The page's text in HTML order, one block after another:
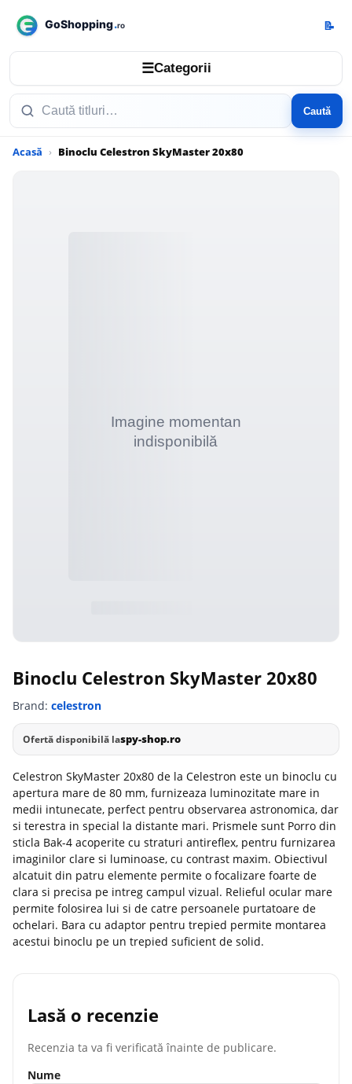
☰Categorii
Caută
📝
Acasă Binoclu Celestron SkyMaster 20x80
Binoclu Celestron SkyMaster 20x80
Brand: celestron
Ofertă disponibilă laspy-shop.ro
Celestron SkyMaster 20x80 de la Celestron este un binoclu cu
apertura mare de 80 mm, furnizeaza luminozitate mare in
medii intunecate, perfect pentru observarea astronomica, dar
si terestra in special la distante mari. Prismele sunt Porro din
sticla Bak-4 acoperite cu straturi antireflex, pentru furnizarea
imaginilor clare si luminoase, cu contrast maxim. Obiectivul
alcatuit din patru elemente permite o focalizare foarte de
clara si precisa pe intreg campul vizual. Relieful ocular mare
permite folosirea lui si de catre persoanele purtatoare de
ochelari. Bara cu adaptor pentru trepied permite montarea
acestui binoclu pe un trepied suficient de solid.
Lasă o recenzie
Recenzia ta va fi verificată înainte de publicare.
Nume